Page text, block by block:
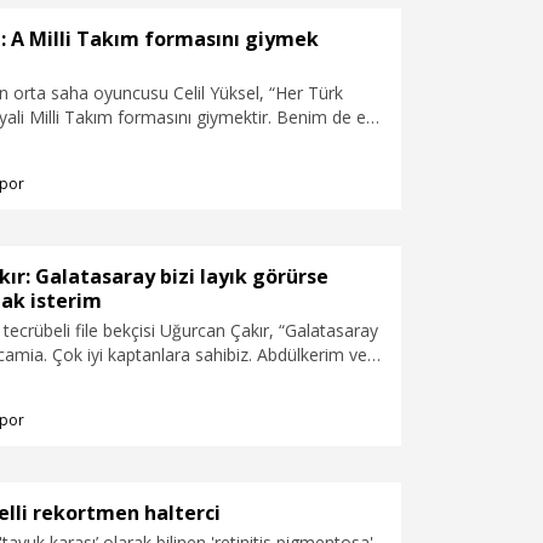
Avrupa Boks Şampiyonası'nda
hedefliyor.
A Milli Takım formasını giymek
orta saha oyuncusu Celil Yüksel, “Her Türk
Milli Takım formasını giymektir. Benim de en
inşallah A Milli Takım formasını giymek
Galatasaray bizi layık görürse
isterim
tecrübeli file bekçisi Uğurcan Çakır, “Galatasaray
Çok iyi kaptanlara sahibiz. Abdülkerim ve
iyi kaptanlara sahibiz” dedi.
rekortmen halterci